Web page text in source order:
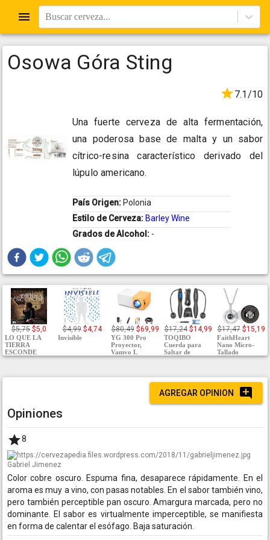
Buscar cerveza...
Osowa Góra Sting
7.1/10
Una fuerte cerveza de alta fermentación,
una poderosa base de malta y un sabor
cítrico-resina característico derivado del
lúpulo americano.
País Origen: Polonia
Estilo de Cerveza: Barley Wine
Grados de Alcohol: -
$5,75 $5,0
LO QUE LA
TIERRA
ESCONDE
$4,99 $4,74
Invisible
$80,49 $69,99
YG 300 Pro
Proyector,
Vamvo L
$17,24 $14,99
TOQIBO
Cuerda para
Saltar de
$17,47 $15,19
FaithHeart
Nano Micro-
Tallado
AGREGAR OPINION
Opiniones
8
Gabriel Jimenez
Color cobre oscuro. Espuma fina, desaparece rápidamente. En el
aroma es muy a vino, con pasas notables. En el sabor también vino,
pero también perceptible pan oscuro. Amargura marcada, pero no
dominante. El sabor es virtualmente imperceptible, se manifiesta
en forma de calentar el esófago. Baja saturación.